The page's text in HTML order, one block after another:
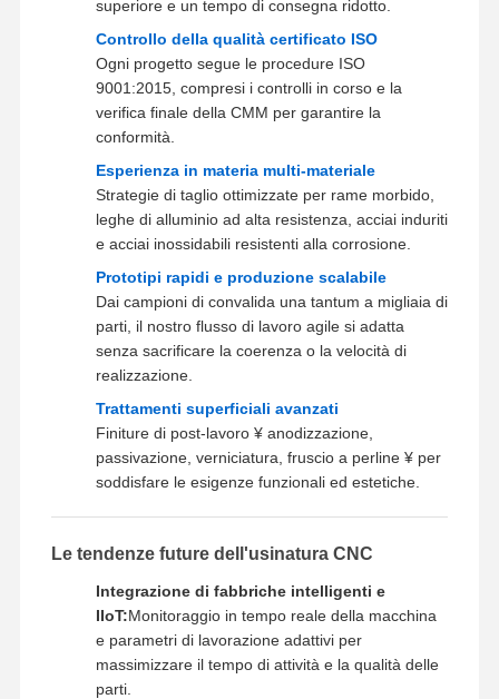
trattamento superficiale del metallo
Stampi per la colata a pressione
superiore e un tempo di consegna ridotto.
Controllo della qualità certificato ISO
Ogni progetto segue le procedure ISO
9001:2015, compresi i controlli in corso e la
verifica finale della CMM per garantire la
conformità.
Esperienza in materia multi-materiale
Strategie di taglio ottimizzate per rame morbido,
leghe di alluminio ad alta resistenza, acciai induriti
e acciai inossidabili resistenti alla corrosione.
Prototipi rapidi e produzione scalabile
Dai campioni di convalida una tantum a migliaia di
parti, il nostro flusso di lavoro agile si adatta
senza sacrificare la coerenza o la velocità di
realizzazione.
Trattamenti superficiali avanzati
Finiture di post-lavoro ¥ anodizzazione,
passivazione, verniciatura, fruscio a perline ¥ per
soddisfare le esigenze funzionali ed estetiche.
Le tendenze future dell'usinatura CNC
Integrazione di fabbriche intelligenti e
IIoT:Monitoraggio in tempo reale della macchina
e parametri di lavorazione adattivi per
massimizzare il tempo di attività e la qualità delle
parti.